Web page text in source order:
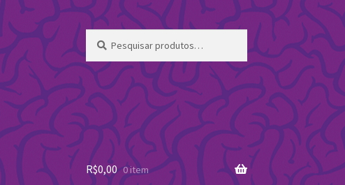
por:
R$0,00 0 item